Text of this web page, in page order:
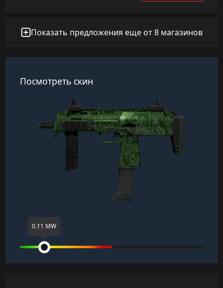
Показать предложения еще от 8 магазинов
Посмотреть скин
0.11 MW